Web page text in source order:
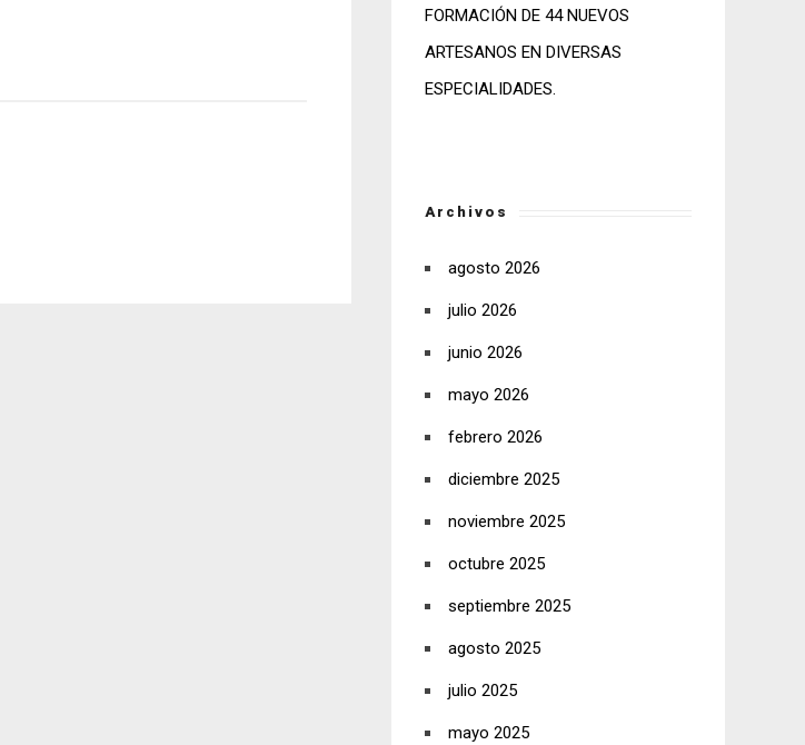
FORMACIÓN DE 44 NUEVOS
ARTESANOS EN DIVERSAS
ESPECIALIDADES.
Archivos
agosto 2026
julio 2026
junio 2026
mayo 2026
febrero 2026
diciembre 2025
noviembre 2025
octubre 2025
septiembre 2025
agosto 2025
julio 2025
mayo 2025